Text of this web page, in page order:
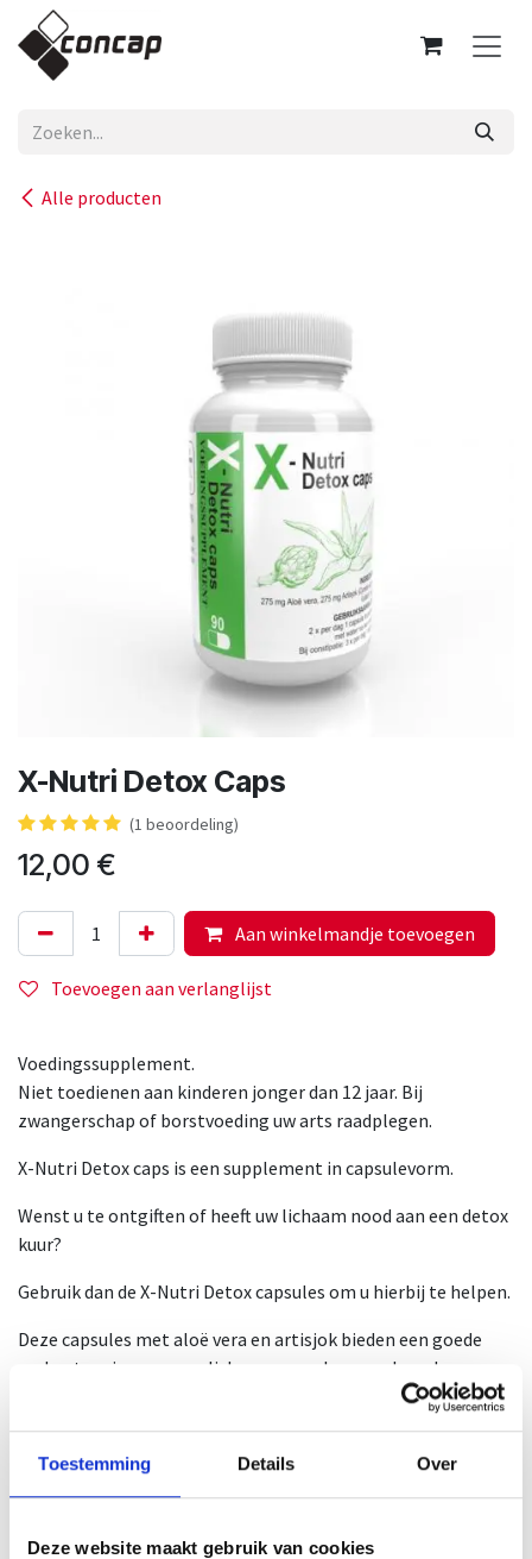
Toestemming Details Over
Deze website maakt gebruik van cookies
Overslaan naar inhoud
Alle producten
X-Nutri Detox Caps
(1 beoordeling)
12,00 €
Aan winkelmandje toevoegen
Toevoegen aan verlanglijst
Voedingssupplement.
Niet toedienen aan kinderen jonger dan 12 jaar. Bij
zwangerschap of borstvoeding uw arts raadplegen.
X-Nutri Detox caps is een supplement in capsulevorm.
Wenst u te ontgiften of heeft uw lichaam nood aan een detox
kuur?
Gebruik dan de X-Nutri Detox capsules om u hierbij te helpen.
Deze capsules met aloë vera en artisjok bieden een goede
ondersteuning voor uw lichaam en wel voor volgende
1 omdoos bevat 12 potjes.
NUT-Nummer: 3029/19